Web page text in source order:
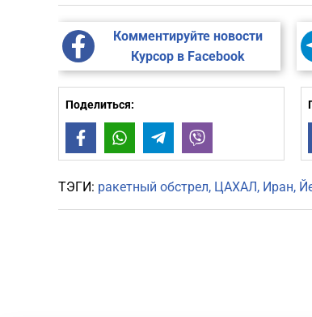
Комментируйте новости
Курсор в Facebook
Поделиться:
FacebookWhatsAppTelegram
ТЭГИ: ракетный обстрел ЦАХАЛ Иран